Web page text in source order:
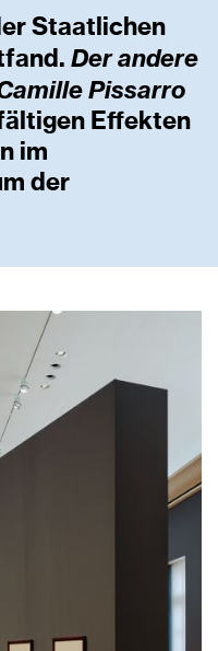
Staatlichen
Der andere
Pissarro
Effekten
im
der